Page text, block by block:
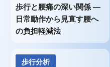
歩行と腰痛の深い関係 ―
日常動作から見直す腰へ
の負担軽減法
歩行分析